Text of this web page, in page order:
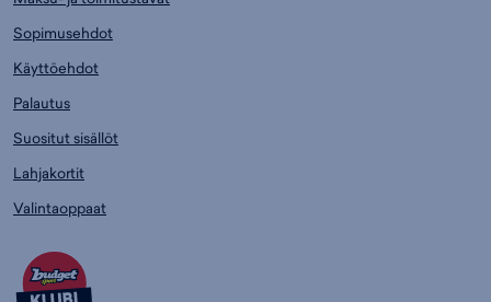
Sopimusehdot
Käyttöehdot
Palautus
Suositut sisällöt
Lahjakortit
Valintaoppaat